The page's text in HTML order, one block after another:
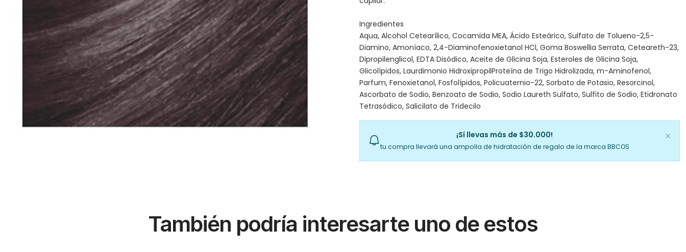
Ingredientes
Aqua, Alcohol Cetearílico, Cocamida MEA, Ácido Esteárico, Sulfato de Tolueno-2,5-
Diamino, Amoníaco, 2,4-Diaminofenoxietanol HCl, Goma Boswellia Serrata, Ceteareth-23,
Dipropilenglicol, EDTA Disódico, Aceite de Glicina Soja, Esteroles de Glicina Soja,
Glicolípidos, Laurdimonio HidroxipropilProteína de Trigo Hidrolizada, m-Aminofenol,
Parfum, Fenoxietanol, Fosfolípidos, Policuaternio-22, Sorbato de Potasio, Resorcinol,
Ascorbato de Sodio, Benzoato de Sodio, Sodio Laureth Sulfato, Sulfito de Sodio, Etidronato
Tetrasódico, Salicilato de Tridecilo
¡Sí llevas más de $30.000!
tu compra llevará una ampolla de hidratación de regalo de la marca BBCOS
También podría interesarte uno de estos